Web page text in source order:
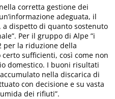
corretta gestione dei
adeguata, il
dispetto di quanto sostenuto
Per il gruppo di Alpe ”i
per la riduzione della
sufficienti, così come non
domestico. I buoni risultati
nella discarica di
con decisione e su vasta
dei rifiuti”.